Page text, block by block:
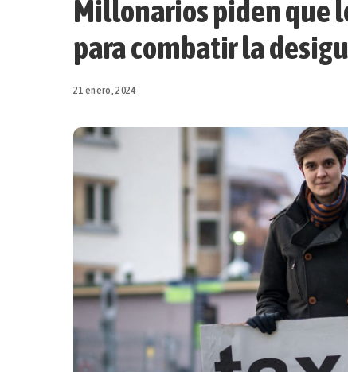
Millonarios piden que
para combatir la
21 enero, 2024